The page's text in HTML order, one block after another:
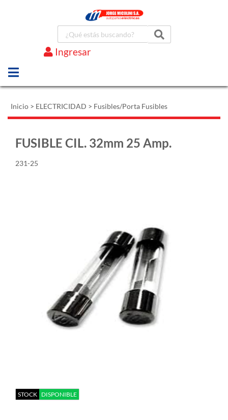
Ingresar
Inicio > ELECTRICIDAD > Fusibles/Porta Fusibles
FUSIBLE CIL. 32mm 25 Amp.
231-25
STOCK DISPONIBLE